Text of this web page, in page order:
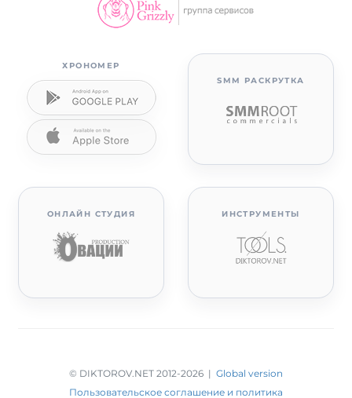
ХРОНОМЕР
SMM РАСКРУТКА
ОНЛАЙН СТУДИЯ ИНСТРУМЕНТЫ
© DIKTOROV.NET 2012-2026 | Global version
Пользовательское соглашение и политика